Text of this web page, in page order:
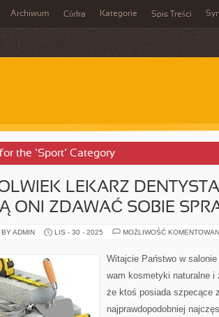
Archiwum Córka Kategorie Spis Treści
the ‘Sport’ Category
LEKARZ
ONI ZDAWAĆ SOBIE
ADMIN LIS - 30 - 2025 MOŻLIWOŚĆ
Witajcie Państwo w
wam kosmetyki naturalne
że ktoś posiada szpecące
najprawdopodobniej